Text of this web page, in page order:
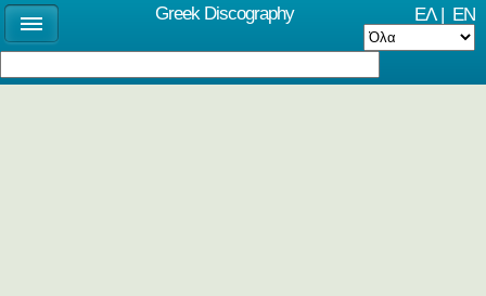
ΕΛ| EN
Greek Discography